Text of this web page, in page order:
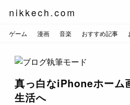
nikkech.com
ゲーム 漫画 音楽 おすすめ記事
真っ白なiPhoneホーム
生活へ